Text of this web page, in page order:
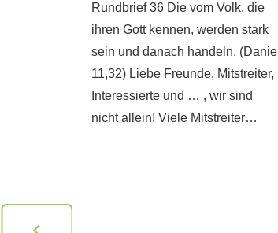
Rundbrief 36 Die vom Volk, die
ihren Gott kennen, werden stark
sein und danach handeln. (Daniel
11,32) Liebe Freunde, Mitstreiter,
Interessierte und … , wir sind
nicht allein! Viele Mitstreiter…